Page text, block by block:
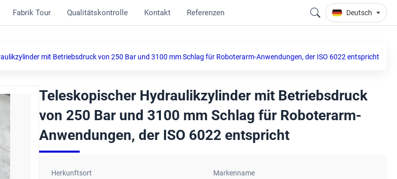
Fabrik Tour Qualitätskontrolle Kontakt Referenzen Deutsch
mit Betriebsdruck von 250 Bar und 3100 mm Schlag für Roboterarm-Anwendungen, der ISO 6022 entspricht
Teleskopischer Hydraulikzylinder mit Betriebsdruck
von 250 Bar und 3100 mm Schlag für Roboterarm-
Anwendungen, der ISO 6022 entspricht
Herkunftsort
Markenname